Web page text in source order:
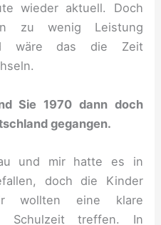
wieder aktuell. Doch
zu wenig Leistung
wäre das die Zeit
Sie 1970 dann doch
gegangen.
und mir hatte es in
doch die Kinder
wollten eine klare
Schulzeit treffen. In